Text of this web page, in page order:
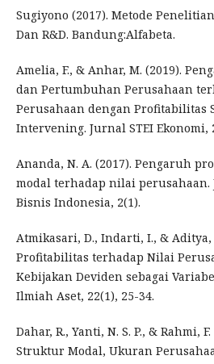
Sugiyono (2017). Metode
Dan R&D. Bandung:Alfabeta.
Amelia, F., & Anhar, M. (2019).
dan Pertumbuhan Perusahaan
Perusahaan dengan Profitabilitas
Intervening. Jurnal STEI Ekonomi,
Ananda, N. A. (2017). Pengaruh
modal terhadap nilai perusahaan.
Bisnis Indonesia, 2(1).
Atmikasari, D., Indarti, I., & Aditya,
Profitabilitas terhadap Nilai
Kebijakan Deviden sebagai
Ilmiah Aset, 22(1), 25-34.
Dahar, R., Yanti, N. S. P., & Rahmi,
Struktur Modal, Ukuran